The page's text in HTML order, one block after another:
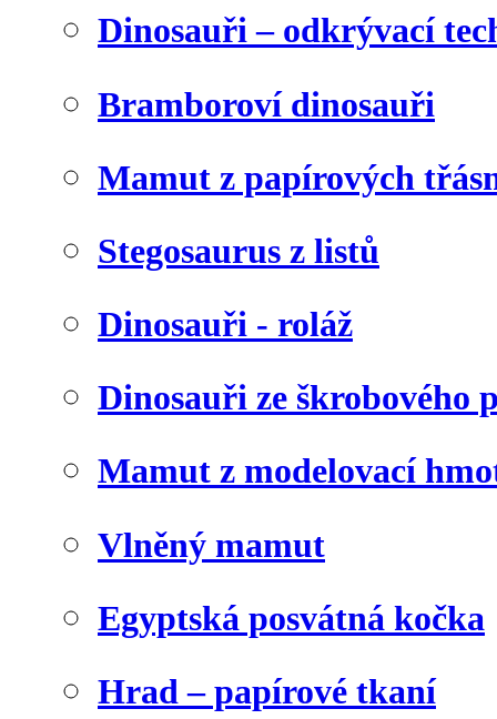
Dinosauři – odkrývací
Bramboroví dinosauři
Mamut z papírových
Stegosaurus z listů
Dinosauři - roláž
Dinosauři ze škrobového
Mamut z modelovací
Vlněný mamut
Egyptská posvátná kočka
Hrad – papírové tkaní